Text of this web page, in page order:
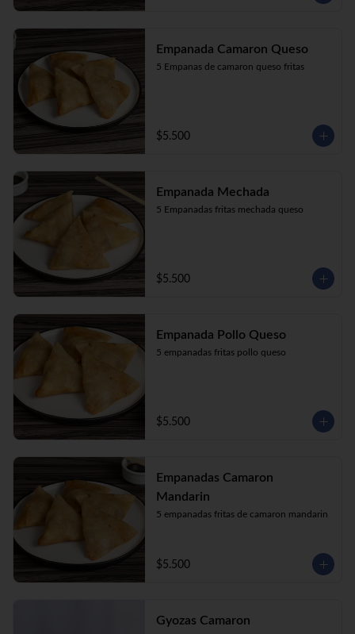
Empanada Camaron Queso
5 Empanas de camaron queso fritas
$5.500
Empanada Mechada
5 Empanadas fritas mechada queso
$5.500
Empanada Pollo Queso
5 empanadas fritas pollo queso
$5.500
Empanadas Camaron
Mandarin
5 empanadas fritas de camaron mandarin
$5.500
Gyozas Camaron